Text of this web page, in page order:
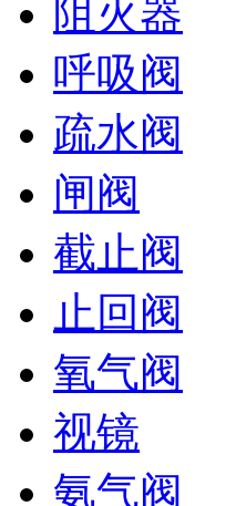
阻火器
呼吸阀
疏水阀
闸阀
截止阀
止回阀
氧气阀
视镜
氨气阀